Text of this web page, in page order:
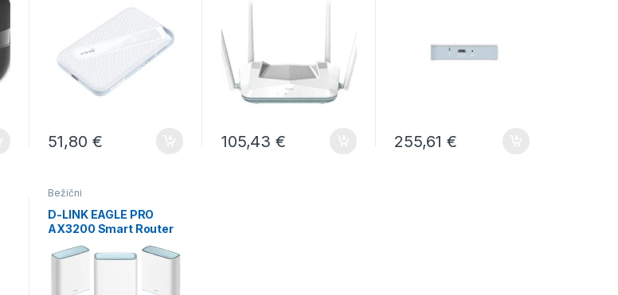
51,80 € 105,43€ 255,61 €
Bežični
D-LINK EAGLE PRO
AX3200 Smart Router
M32-3